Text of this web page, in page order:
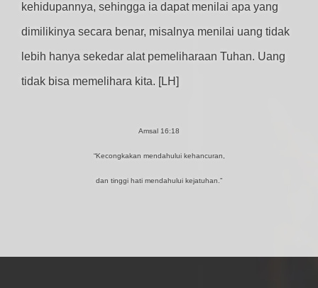
kehidupannya, sehingga ia dapat menilai apa yang
dimilikinya secara benar, misalnya menilai uang tidak
lebih hanya sekedar alat pemeliharaan Tuhan. Uang
tidak bisa memelihara kita. [LH]
Amsal 16:18
“Kecongkakan mendahului kehancuran,
dan tinggi hati mendahului kejatuhan.”